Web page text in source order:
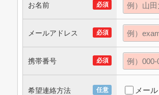
必須
お名前
必須
メールアドレス
必須
携帯番号
任意
希望連絡方法 メール